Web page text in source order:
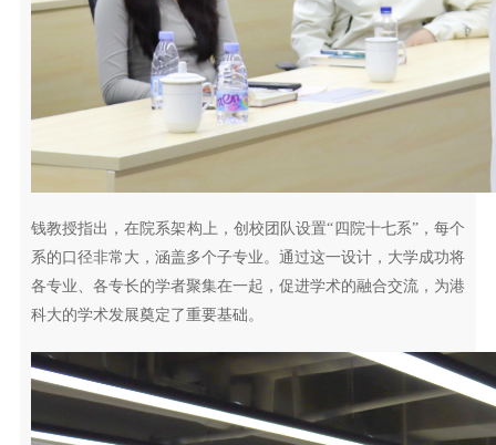
钱教授指出，在院系架构上，创校团队设置“四院十七系”，每个
系的口径非常大，涵盖多个子专业。通过这一设计，大学成功将
各专业、各专长的学者聚集在一起，促进学术的融合交流，为港
科大的学术发展奠定了重要基础。